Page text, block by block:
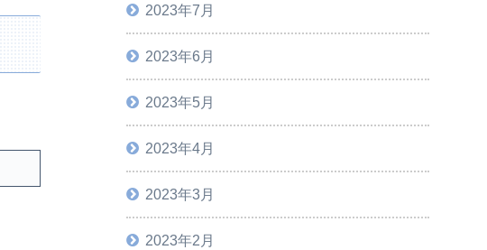
2023年7月
2023年6月
2023年5月
2023年4月
2023年3月
2023年2月